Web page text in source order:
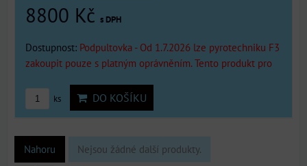
8800 Kč s DPH
Dostupnost: Podpultovka - Od 1.7.2026 lze pyrotechniku F3
zakoupit pouze s platným oprávněním. Tento produkt pro
ks DO KOŠÍKU
Nahoru Nejsou žádné další produkty.